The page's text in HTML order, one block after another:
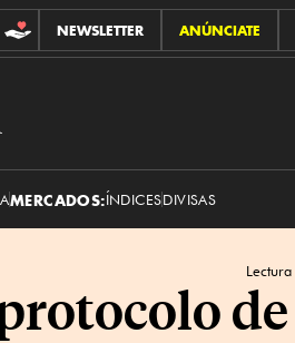
CONTRIBUCIONES
NEWSLETTER ANÚNCIATE
MERCADOS:ÍNDICESDIVISAS
Lectura
de